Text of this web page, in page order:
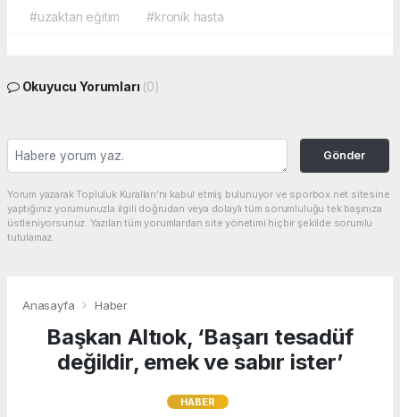
#uzaktan eğitim #kronik hasta
Okuyucu Yorumları (0)
Gönder
Yorum yazarak Topluluk Kuralları’nı kabul etmiş bulunuyor ve sporbox.net sitesine
yaptığınız yorumunuzla ilgili doğrudan veya dolaylı tüm sorumluluğu tek başınıza
üstleniyorsunuz. Yazılan tüm yorumlardan site yönetimi hiçbir şekilde sorumlu
tutulamaz.
Anasayfa Haber
Başkan Altıok, ‘Başarı tesadüf
değildir, emek ve sabır ister’
HABER